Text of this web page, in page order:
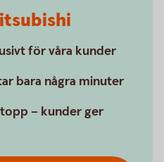
för våra kunder
bara några minuter
– kunder ger